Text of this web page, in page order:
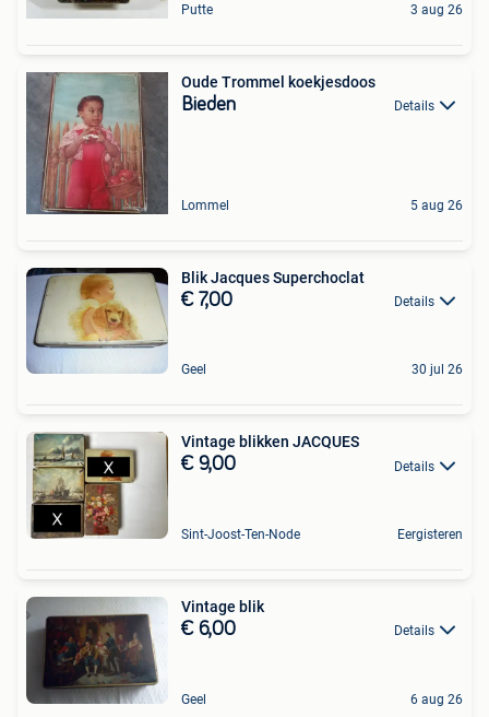
Putte 3 aug 26
Oude Trommel koekjesdoos
Bieden Details
Lommel 5 aug 26
Blik Jacques Superchoclat
€ 7,00 Details
Geel 30 jul 26
Vintage blikken JACQUES
€ 9,00 Details
Sint-Joost-Ten-Node Eergisteren
Vintage blik
€ 6,00 Details
Geel 6 aug 26